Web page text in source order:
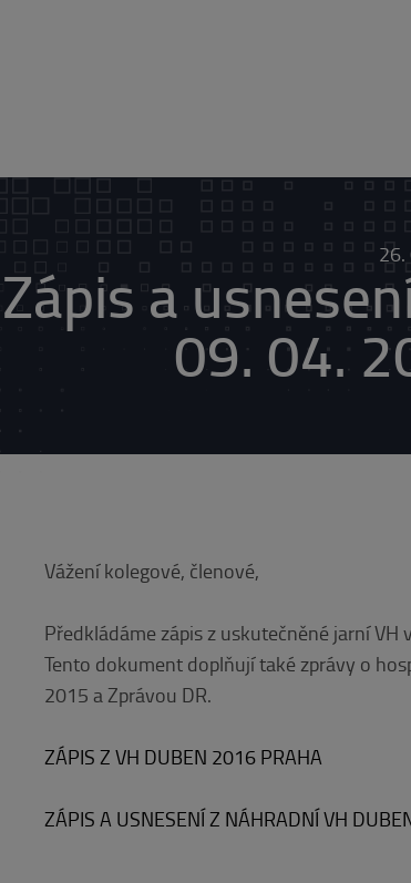
Zápis a
09. 04.
Vážení kolegové, členové,
Předkládáme zápis z uskutečněné jarní VH
Tento dokument doplňují také zprávy o
2015 a Zprávou DR.
ZÁPIS Z VH DUBEN 2016 PRAHA
ZÁPIS A USNESENÍ Z NÁHRADNÍ VH